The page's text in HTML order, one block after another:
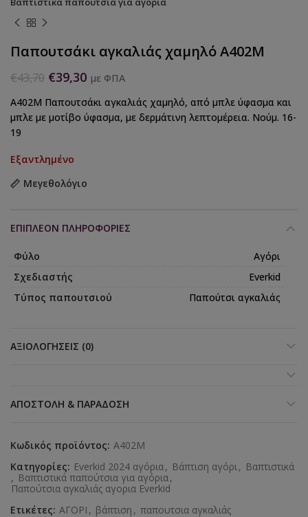
Παπουτσάκι αγκαλιάς χαμηλό Α402Μ
€43,70 €39,30 με ΦΠΑ
A402Μ Παπουτσάκι αγκαλιάς χαμηλό, από μπλε ύφασμα και
μπλε με μοτίβο ύφασμα, με δερμάτινη λεπτομέρεια. Νούμ. 16-
19
Εξαντλημένο
Μεγεθολόγιο
ΕΠΙΠΛΈΟΝ ΠΛΗΡΟΦΟΡΊΕΣ
Φύλο
Αγόρι
Σχεδιαστής
Everkid
Τύπος παπουτσιού
Παπούτσι αγκαλιάς
ΑΞΙΟΛΟΓΉΣΕΙΣ (0)
ΑΠΟΣΤΟΛΉ & ΠΑΡΆΔΟΣΗ
Κωδικός προϊόντος: Α402Μ
Κατηγορίες: Everkid 2024 αγόρια, Βάπτιση αγόρι, Βαπτιστικά
, Βαπτιστικά παπούτσια για αγόρια,
Παπούτσια αγκαλιάς αγορια Everkid
Ετικέτες: ΑΓΟΡΙ , βάπτιση , παπουτσια αγκαλιάς